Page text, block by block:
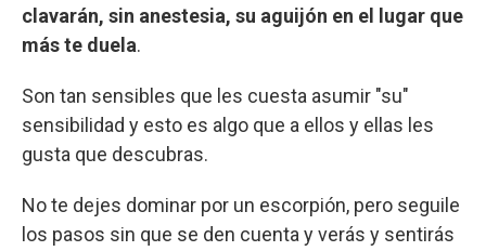
clavarán, sin anestesia, su aguijón en el lugar que
más te duela.
Son tan sensibles que les cuesta asumir "su"
sensibilidad y esto es algo que a ellos y ellas les
gusta que descubras.
No te dejes dominar por un escorpión, pero seguile
los pasos sin que se den cuenta y verás y sentirás